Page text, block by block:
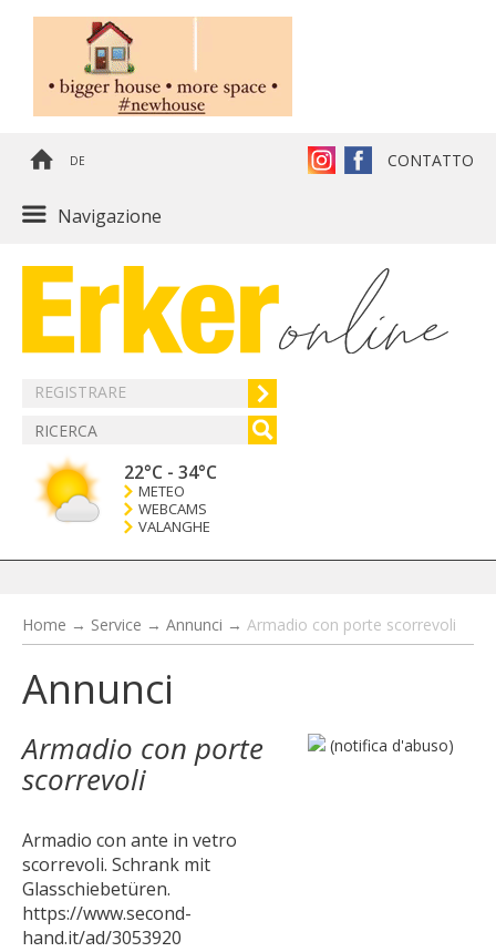
DE CONTATTO
Navigazione
REGISTRARE
22°C - 34°C
METEO
WEBCAMS
VALANGHE
Home → Service → Annunci → Armadio con porte scorrevoli
Annunci
Armadio con porte
scorrevoli
Armadio con ante in vetro
scorrevoli. Schrank mit
Glasschiebetüren.
https://www.second-
hand.it/ad/3053920
(notifica d'abuso)